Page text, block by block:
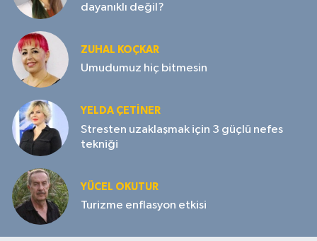
dayanıklı değil?
ZUHAL KOÇKAR
Umudumuz hiç bitmesin
YELDA ÇETİNER
Stresten uzaklaşmak için 3 güçlü nefes
tekniği
YÜCEL OKUTUR
Turizme enflasyon etkisi